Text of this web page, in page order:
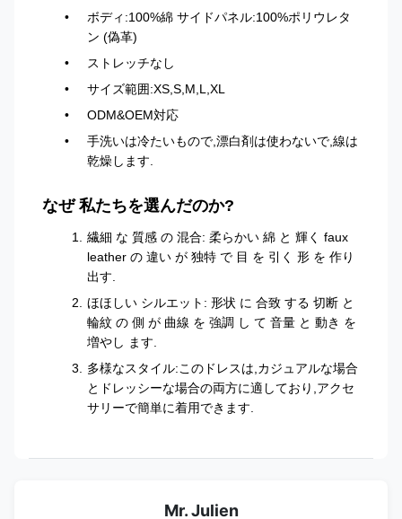
ボディ:100%綿 サイドパネル:100%ポリウレタ
ン (偽革)
ストレッチなし
サイズ範囲:XS,S,M,L,XL
ODM&OEM対応
手洗いは冷たいもので,漂白剤は使わないで,線は
乾燥します.
なぜ 私たちを選んだのか?
繊細 な 質感 の 混合: 柔らかい 綿 と 輝く faux
leather の 違い が 独特 で 目 を 引く 形 を 作り
出す.
ほほしい シルエット: 形状 に 合致 する 切断 と
輪紋 の 側 が 曲線 を 強調 し て 音量 と 動き を
増やし ます.
多様なスタイル:このドレスは,カジュアルな場合
とドレッシーな場合の両方に適しており,アクセ
サリーで簡単に着用できます.
Mr. Julien